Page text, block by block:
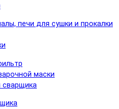
печи для сушки и прокалки
маски
сварщика